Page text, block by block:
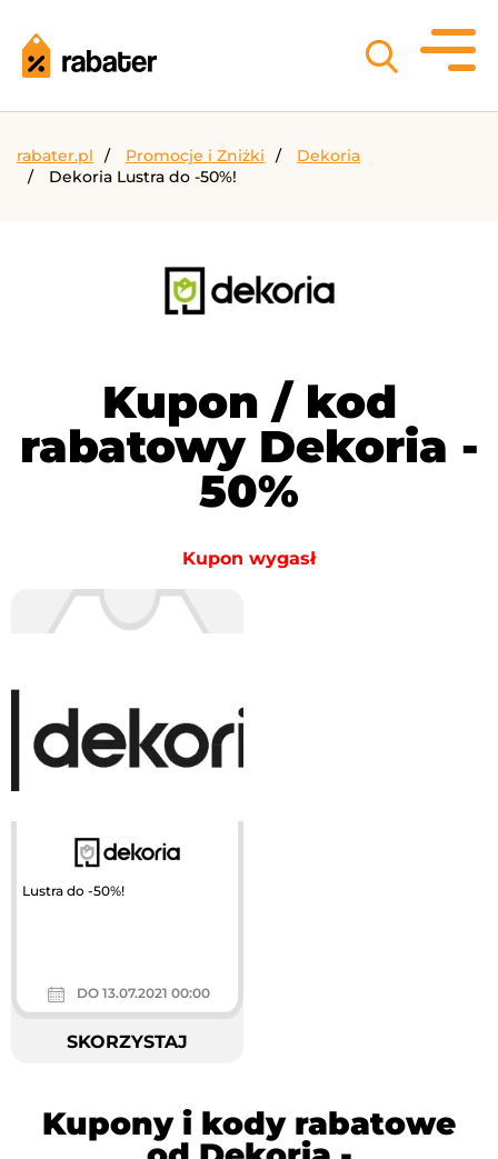
rabater.pl Promocje i Zniżki
Dekoria
Dekoria Lustra do -50%!
Kupon / kod
rabatowy Dekoria -
50%
Kupon wygasł
Lustra do -50%!
DO 13.07.2021 00:00
SKORZYSTAJ
Kupony i kody rabatowe